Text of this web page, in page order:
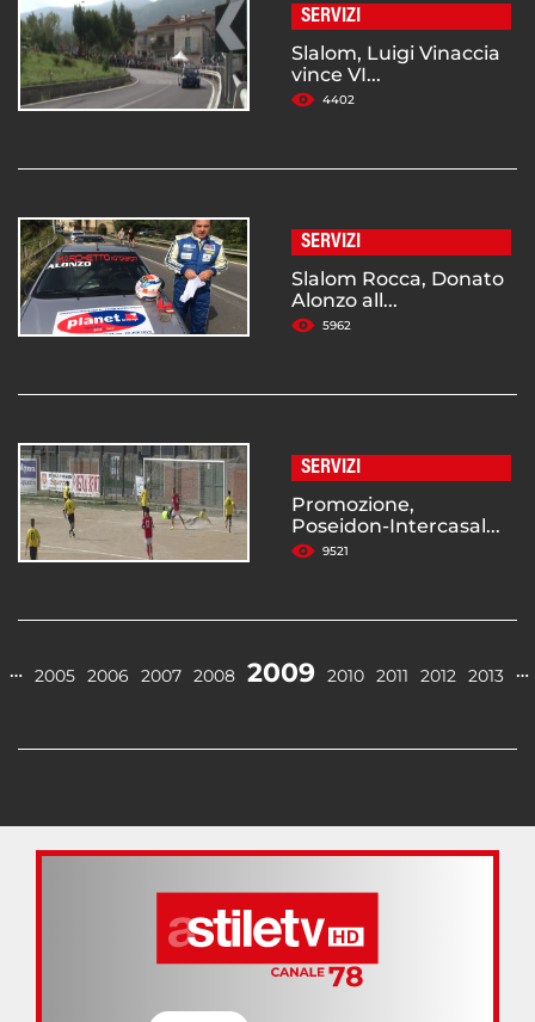
SERVIZI
Slalom, Luigi Vinaccia
vince VI...
4402
SERVIZI
Slalom Rocca, Donato
Alonzo all...
5962
SERVIZI
Promozione,
Poseidon-Intercasal...
9521
… 2005 2006 2007 2008 2009 2010 2011 2012 2013 …